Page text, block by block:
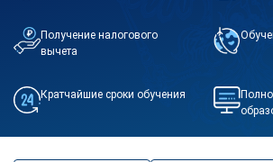
Получение налогового
вычета
Кратчайшие сроки обучения